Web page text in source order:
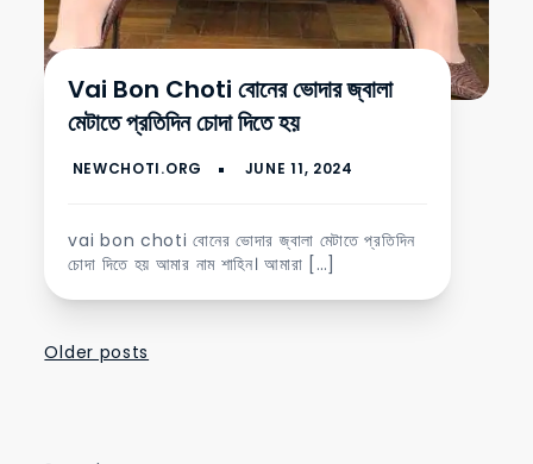
Vai Bon Choti বোনের ভোদার জ্বালা
মেটাতে প্রতিদিন চোদা দিতে হয়
vai bon choti বোনের ভোদার জ্বালা মেটাতে প্রতিদিন
চোদা দিতে হয় আমার নাম শাহিন। আমারা […]
Posts
Older posts